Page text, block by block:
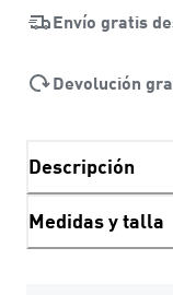
Envío gratis
Devolución
Descripción
Medidas y talla